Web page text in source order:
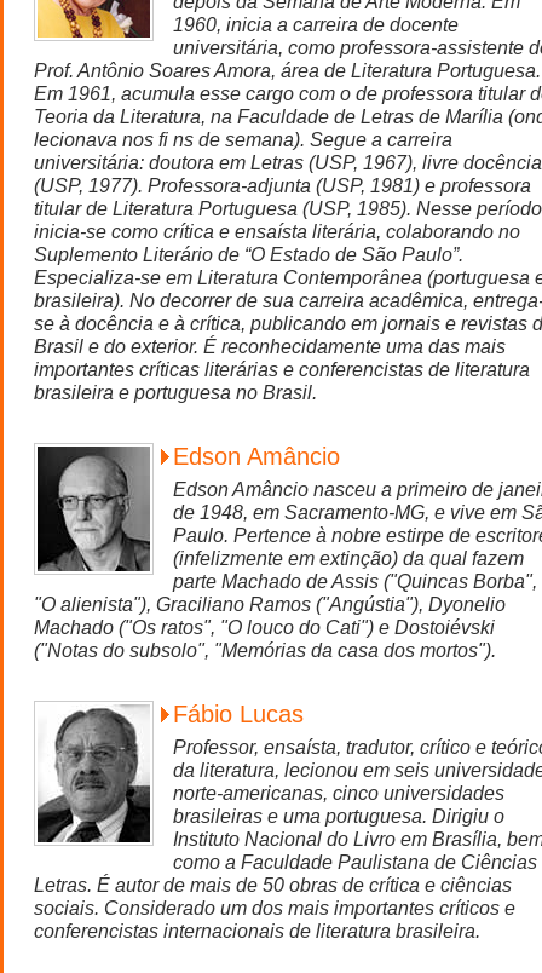
1960, inicia a carreira de docente
universitária, como professora-assistente
Prof. Antônio Soares Amora, área de Literatura Portuguesa.
Em 1961, acumula esse cargo com o de professora titular
Teoria da Literatura, na Faculdade de Letras de Marília
lecionava nos fi ns de semana). Segue a carreira
universitária: doutora em Letras (USP, 1967), livre docência
(USP, 1977). Professora-adjunta (USP, 1981) e professora
titular de Literatura Portuguesa (USP, 1985). Nesse
inicia-se como crítica e ensaísta literária, colaborando no
Suplemento Literário de “O Estado de São Paulo”.
Especializa-se em Literatura Contemporânea (portuguesa
brasileira). No decorrer de sua carreira acadêmica,
se à docência e à crítica, publicando em jornais e revistas
Brasil e do exterior. É reconhecidamente uma das mais
importantes críticas literárias e conferencistas de literatura
brasileira e portuguesa no Brasil.
Edson Amâncio
Edson Amâncio nasceu a primeiro de
de 1948, em Sacramento-MG, e vive em
Paulo. Pertence à nobre estirpe de
(infelizmente em extinção) da qual fazem
parte Machado de Assis ("Quincas Borba",
"O alienista"), Graciliano Ramos ("Angústia"), Dyonelio
Machado ("Os ratos", "O louco do Cati") e Dostoiévski
("Notas do subsolo", "Memórias da casa dos mortos").
Fábio Lucas
Professor, ensaísta, tradutor, crítico e
da literatura, lecionou em seis
norte-americanas, cinco universidades
brasileiras e uma portuguesa. Dirigiu o
Instituto Nacional do Livro em Brasília,
como a Faculdade Paulistana de Ciências
Letras. É autor de mais de 50 obras de crítica e ciências
sociais. Considerado um dos mais importantes críticos e
conferencistas internacionais de literatura brasileira.